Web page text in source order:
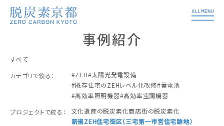
事例紹介
すべて
カテゴリで絞る：
ZEH 太陽光発電設備
既存住宅のZEHレベル化改修 蓄電池
高効率照明機器 高効率空調機器
プロジェクトで絞る：
文化遺産の脱炭素化商店街の脱炭素化
新規ZEH住宅街区（三宅第一市営住宅跡地）